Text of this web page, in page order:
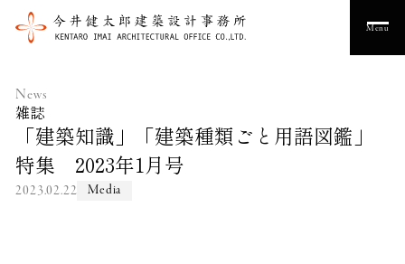
Menu
News
雑誌
「建築知識」「建築種類ごと用語図鑑」
特集 2023年1月号
2023.02.22 Media